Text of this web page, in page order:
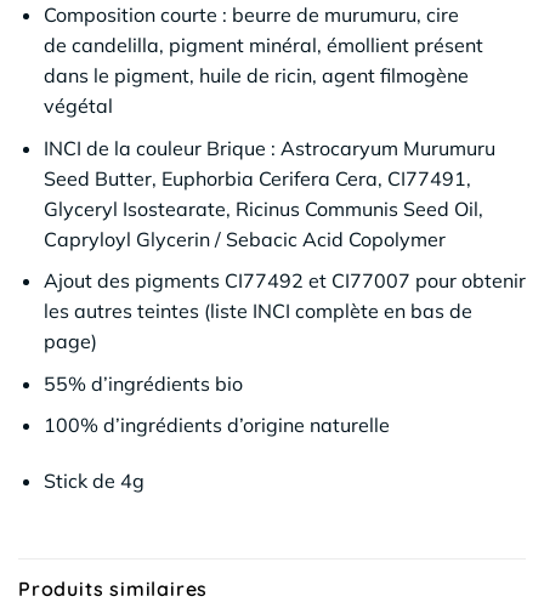
Composition courte : beurre de murumuru, cire
de candelilla, pigment minéral, émollient présent
dans le pigment, huile de ricin, agent filmogène
végétal
INCI de la couleur Brique : Astrocaryum Murumuru
Seed Butter, Euphorbia Cerifera Cera, CI77491,
Glyceryl Isostearate, Ricinus Communis Seed Oil,
Capryloyl Glycerin / Sebacic Acid Copolymer
Ajout des pigments CI77492 et CI77007 pour obtenir
les autres teintes (liste INCI complète en bas de
page)
55% d’ingrédients bio
100% d’ingrédients d’origine naturelle
Stick de 4g
Produits similaires